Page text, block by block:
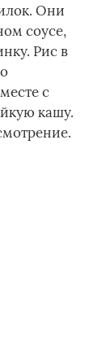
Они
соусе,
Рис в
с
кашу.